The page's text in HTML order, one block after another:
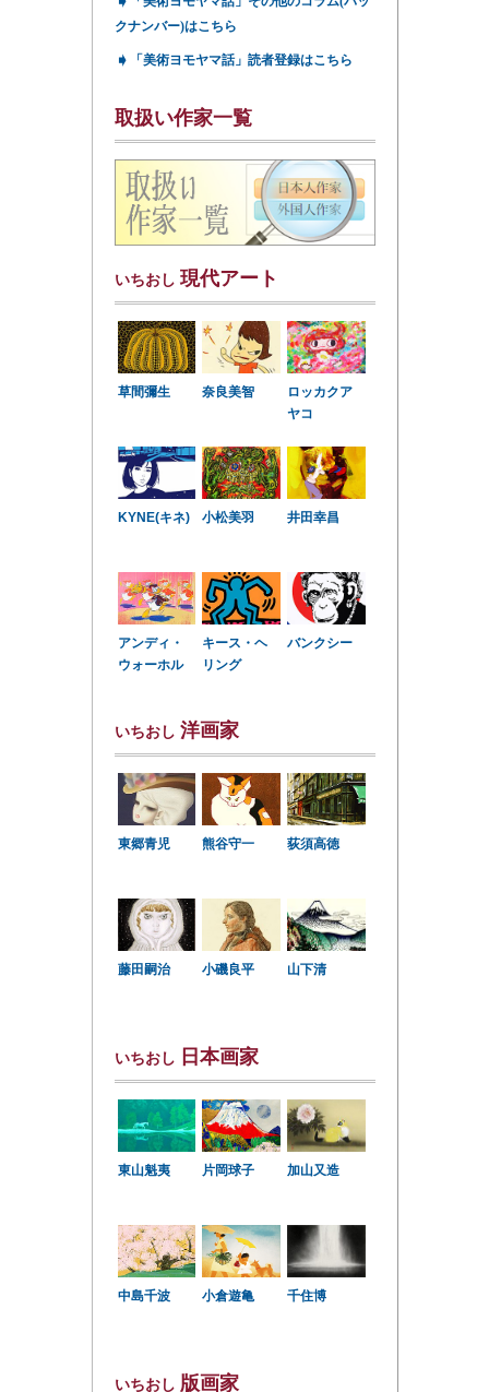
クナンバー)はこちら
➧ 「美術ヨモヤマ話」読者登録はこちら
取扱い作家一覧
いちおし 現代アート
草間彌生 奈良美智
ロッカクア
ヤコ
KYNE(キネ) 小松美羽 井田幸昌
アンディ・
ウォーホル
キース・ヘ
リング
バンクシー
いちおし 洋画家
東郷青児 熊谷守一 荻須高徳
藤田嗣治 小磯良平 山下清
いちおし 日本画家
東山魁夷 片岡球子 加山又造
中島千波 小倉遊亀 千住博
いちおし 版画家